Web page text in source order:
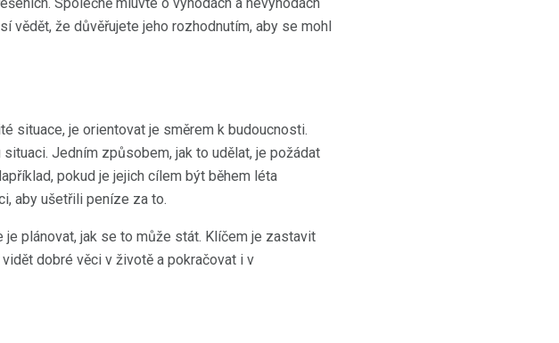
vědět, že důvěřujete jeho rozhodnutím, aby se mohl
situace, je orientovat je směrem k budoucnosti.
Jedním způsobem, jak to udělat, je požádat
pokud je jejich cílem být během léta
aby ušetřili peníze za to.
plánovat, jak se to může stát. Klíčem je zastavit
dobré věci v životě a pokračovat i v